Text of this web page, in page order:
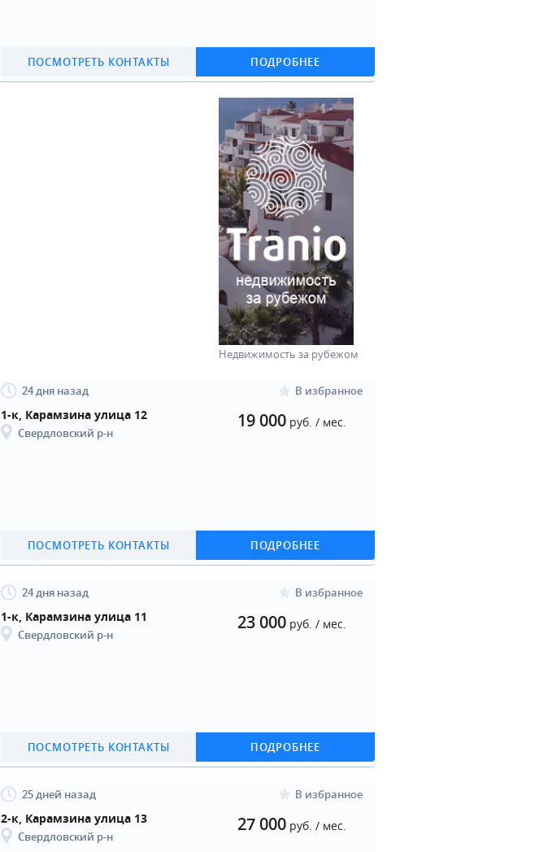
ПОДРОБНЕЕ
ПОСМОТРЕТЬ КОНТАКТЫ
Недвижимость за рубежом
В избранное
24 дня назад
19 000 руб. / мес.
1-к, Карамзина улица 12
Свердловский р-н
ПОДРОБНЕЕ
ПОСМОТРЕТЬ КОНТАКТЫ
В избранное
24 дня назад
23 000 руб. / мес.
1-к, Карамзина улица 11
Свердловский р-н
ПОДРОБНЕЕ
ПОСМОТРЕТЬ КОНТАКТЫ
В избранное
25 дней назад
27 000 руб. / мес.
2-к, Карамзина улица 13
Свердловский р-н